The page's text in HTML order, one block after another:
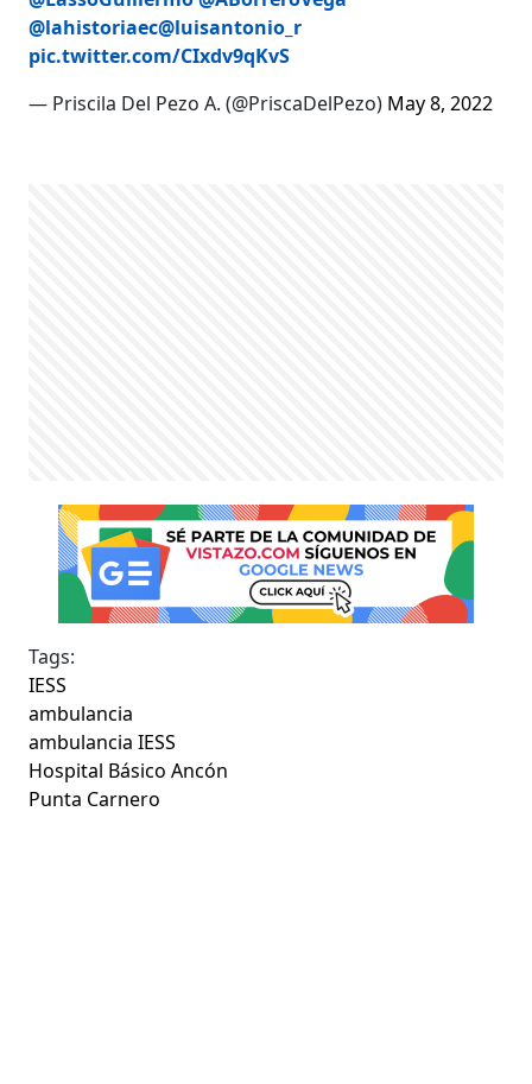
@lahistoriaec@luisantonio_r
pic.twitter.com/CIxdv9qKvS
— Priscila Del Pezo A. (@PriscaDelPezo) May 8, 2022
Tags:
IESS
ambulancia
ambulancia IESS
Hospital Básico Ancón
Punta Carnero